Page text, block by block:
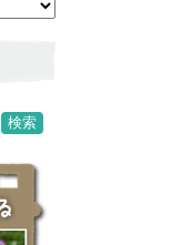
検索